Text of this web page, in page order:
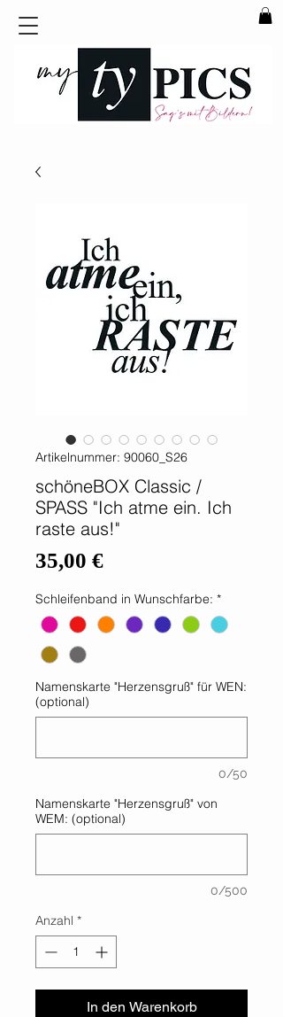
Artikelnummer: 90060_S26
schöneBOX Classic /
SPASS "Ich atme ein. Ich
raste aus!"
35,00 €Preis
Schleifenband in Wunschfarbe: *
Namenskarte "Herzensgruß" für WEN:
(optional)
0/50
Namenskarte "Herzensgruß" von
WEM: (optional)
0/500
Anzahl *
In den Warenkorb